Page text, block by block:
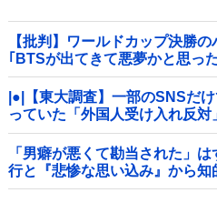
【批判】ワールドカップ決勝
｢BTSが出てきて悪夢かと思っ
|●|【東大調査】一部のSNSだ
っていた「外国人受け入れ反
「男癖が悪くて勘当された」
行と『悲惨な思い込み』から
り病院へ誘導し行政保護させた